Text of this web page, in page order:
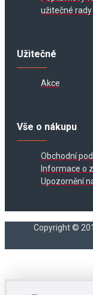
Akce outlend
Obchodní
Copyright ©